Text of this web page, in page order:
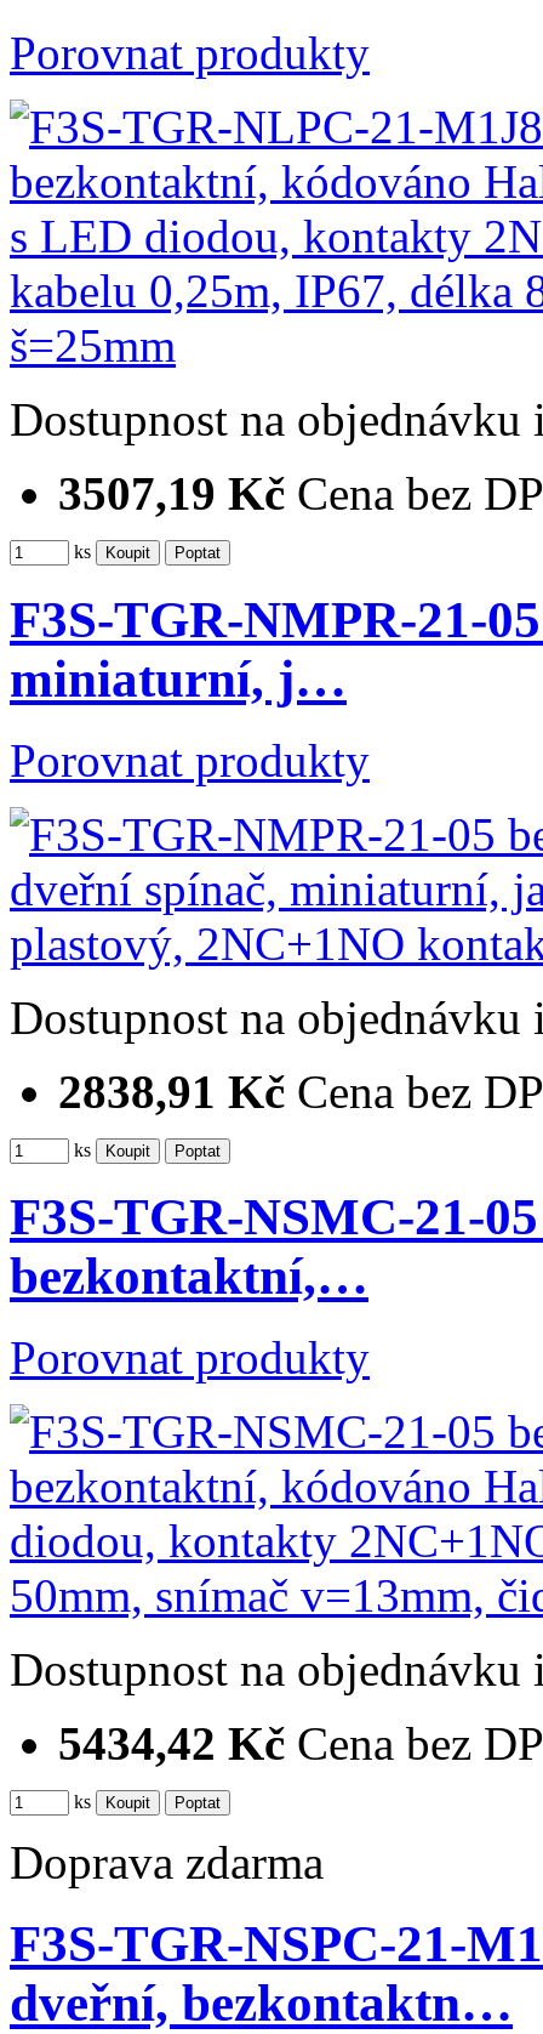
Porovnat produkty
Dostupnost na objednávku
3507,19 Kč Cena bez
ks
F3S-TGR-NMPR-21-
miniaturní, j…
Porovnat produkty
Dostupnost na objednávku
2838,91 Kč Cena bez
ks
F3S-TGR-NSMC-21-
bezkontaktní,…
Porovnat produkty
Dostupnost na objednávku
5434,42 Kč Cena bez
ks
Doprava zdarma
F3S-TGR-NSPC-21-
dveřní, bezkontaktn…